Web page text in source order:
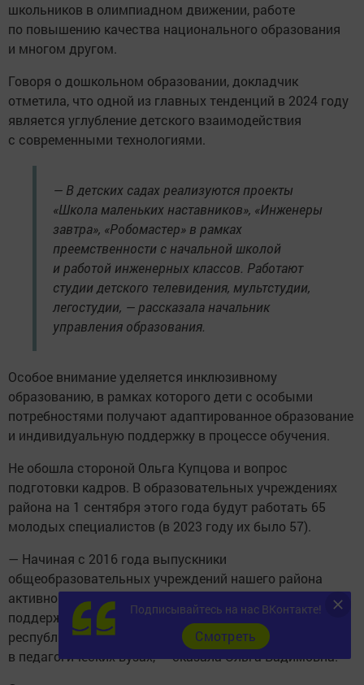
школьников в олимпиадном движении, работе
по повышению качества национального образования
и многом другом.
Говоря о дошкольном образовании, докладчик
отметила, что одной из главных тенденций в 2024 году
является углубление детского взаимодействия
с современными технологиями.
— В детских садах реализуют­ся проекты
«Школа маленьких наставников», «Инженеры
завтра», «Робомастер» в рамках
преемственности с начальной школой
и работой инженерных классов. Работают
студии детского телевидения, мультстудии,
легостудии, — рассказала начальник
управления образования.
Особое внимание уделяется инклюзивному
образованию, в рамках которого дети с особыми
потребностями получают адаптированное образование
и индивидуальную поддержку в процессе обучения.
Не обошла стороной Ольга Купцова и вопрос
подготовки кадров. В образовательных учреждениях
района на 1 сентября этого года будут работать 65
молодых специалистов (в 2023 году их было 57).
— Начиная с 2016 года выпускники
общеобразовательных учреждений нашего района
активно участвуют в целевой стипендиальной
поддержке студентов педагогических вузов
республики. Сегодня у нас 20 студентов обучаются
в педагогических вузах, — сказала Ольга Вадимовна.
Подписывайтесь на нас ВКонтакте!
Cмотреть